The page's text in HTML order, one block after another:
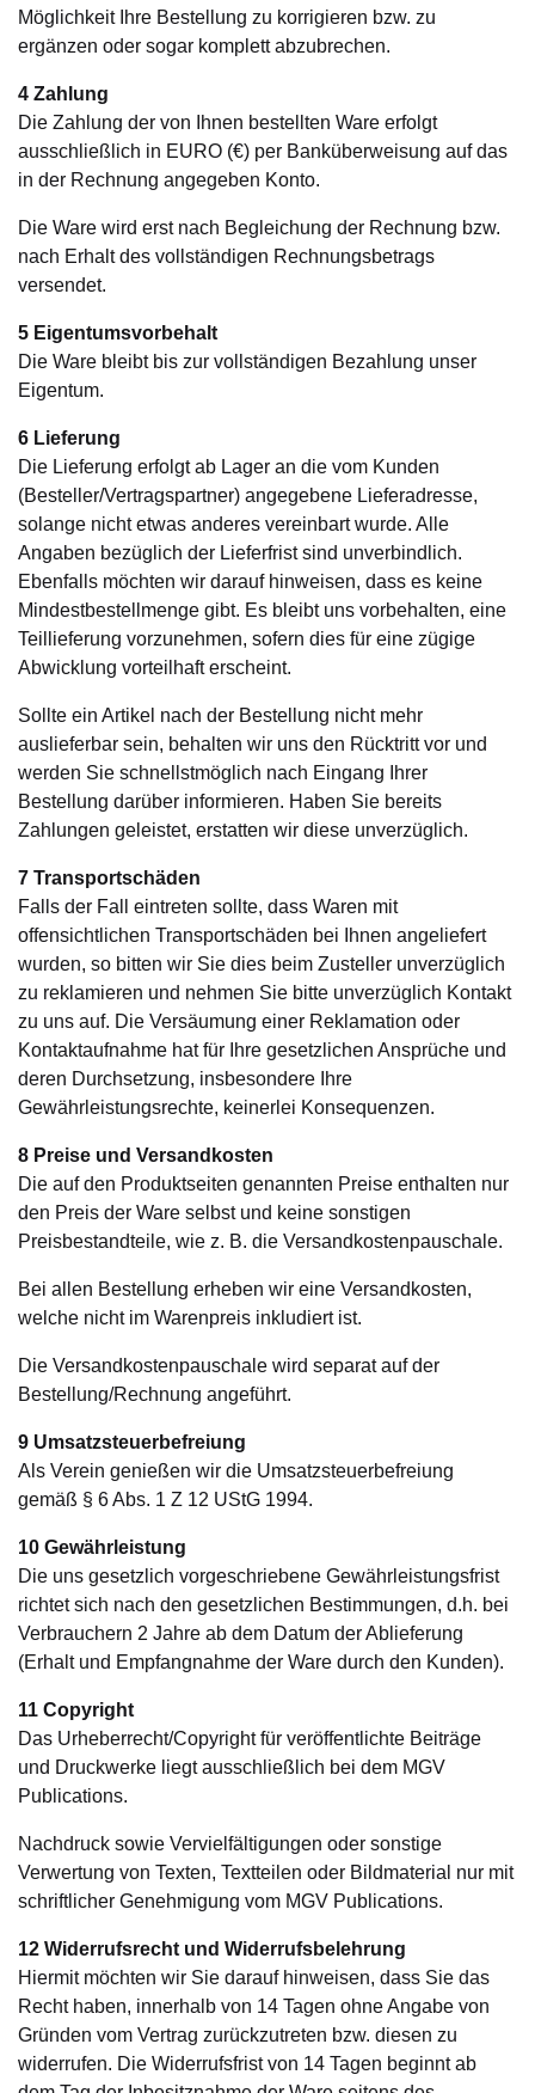
Möglichkeit Ihre Bestellung zu korrigieren bzw. zu
ergänzen oder sogar komplett abzubrechen.
4 Zahlung
Die Zahlung der von Ihnen bestellten Ware erfolgt
ausschließlich in EURO (€) per Banküberweisung auf das
in der Rechnung angegeben Konto.
Die Ware wird erst nach Begleichung der Rechnung bzw.
nach Erhalt des vollständigen Rechnungsbetrags
versendet.
5 Eigentumsvorbehalt
Die Ware bleibt bis zur vollständigen Bezahlung unser
Eigentum.
6 Lieferung
Die Lieferung erfolgt ab Lager an die vom Kunden
(Besteller/Vertragspartner) angegebene Lieferadresse,
solange nicht etwas anderes vereinbart wurde. Alle
Angaben bezüglich der Lieferfrist sind unverbindlich.
Ebenfalls möchten wir darauf hinweisen, dass es keine
Mindestbestellmenge gibt. Es bleibt uns vorbehalten, eine
Teillieferung vorzunehmen, sofern dies für eine zügige
Abwicklung vorteilhaft erscheint.
Sollte ein Artikel nach der Bestellung nicht mehr
auslieferbar sein, behalten wir uns den Rücktritt vor und
werden Sie schnellstmöglich nach Eingang Ihrer
Bestellung darüber informieren. Haben Sie bereits
Zahlungen geleistet, erstatten wir diese unverzüglich.
7 Transportschäden
Falls der Fall eintreten sollte, dass Waren mit
offensichtlichen Transportschäden bei Ihnen angeliefert
wurden, so bitten wir Sie dies beim Zusteller unverzüglich
zu reklamieren und nehmen Sie bitte unverzüglich Kontakt
zu uns auf. Die Versäumung einer Reklamation oder
Kontaktaufnahme hat für Ihre gesetzlichen Ansprüche und
deren Durchsetzung, insbesondere Ihre
Gewährleistungsrechte, keinerlei Konsequenzen.
8 Preise und Versandkosten
Die auf den Produktseiten genannten Preise enthalten nur
den Preis der Ware selbst und keine sonstigen
Preisbestandteile, wie z. B. die Versandkostenpauschale.
Bei allen Bestellung erheben wir eine Versandkosten,
welche nicht im Warenpreis inkludiert ist.
Die Versandkostenpauschale wird separat auf der
Bestellung/Rechnung angeführt.
9 Umsatzsteuerbefreiung
Als Verein genießen wir die Umsatzsteuerbefreiung
gemäß § 6 Abs. 1 Z 12 UStG 1994.
10 Gewährleistung
Die uns gesetzlich vorgeschriebene Gewährleistungsfrist
richtet sich nach den gesetzlichen Bestimmungen, d.h. bei
Verbrauchern 2 Jahre ab dem Datum der Ablieferung
(Erhalt und Empfangnahme der Ware durch den Kunden).
11 Copyright
Das Urheberrecht/Copyright für veröffentlichte Beiträge
und Druckwerke liegt ausschließlich bei dem MGV
Publications.
Nachdruck sowie Vervielfältigungen oder sonstige
Verwertung von Texten, Textteilen oder Bildmaterial nur mit
schriftlicher Genehmigung vom MGV Publications.
12 Widerrufsrecht und Widerrufsbelehrung
Hiermit möchten wir Sie darauf hinweisen, dass Sie das
Recht haben, innerhalb von 14 Tagen ohne Angabe von
Gründen vom Vertrag zurückzutreten bzw. diesen zu
widerrufen. Die Widerrufsfrist von 14 Tagen beginnt ab